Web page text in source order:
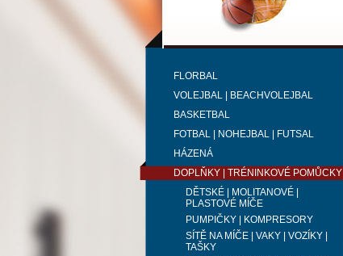
FLORBAL
VOLEJBAL | BEACHVOLEJBAL
BASKETBAL
FOTBAL | NOHEJBAL | FUTSAL
HÁZENÁ
DOPLŇKY | TRÉNINKOVÉ POMŮCKY
DĚTSKÉ | MOLITANOVÉ |
PLASTOVÉ MÍČE
PUMPIČKY | KOMPRESORY
SÍTĚ NA MÍČE | VAKY | VOZÍKY |
TAŠKY